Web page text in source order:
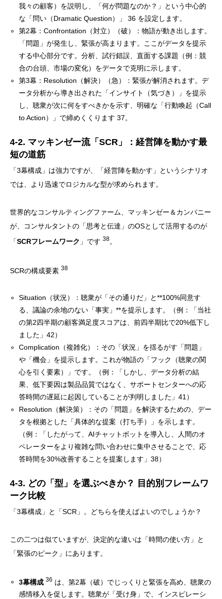
我々の顧客）を説明し、「何が問題なのか？」という中心的
な「問い（Dramatic Question）」 36 を設定します。
第2幕：Confrontation（対立）（破）：物語が動き出します。
「問題」が発生し、緊張が高まります。ここがデータを提示
する中心部分です。分析、試行錯誤、直面する課題（例：競
合の台頭、市場の変化）をデータで克明に示します。
第3幕：Resolution（解決）（急）：緊張が解消されます。デ
ータ分析から導き出された「インサイト（気づき）」を提示
し、聴衆が次に何をすべきかを示す、明確な「行動喚起（Call
to Action）」で締めくくります 37。
4-2. マッキンゼー流「SCR」：経営陣を動かす最
短の道筋
「3幕構成」は強力ですが、「経営陣を動かす」というシナリオ
では、より迅速でロジカルな型が求められます。
世界的なコンサルティングファーム、マッキンゼー＆カンパニー
が、コンサルタントの「思考と伝達」のOSとして活用するのが
「SCRフレームワーク 」です 38。
SCRの構成要素 38
Situation（状況）：聴衆が「その通りだ」と**100%同意す
る、議論の余地のない「事実」**を提示します。（例：「当社
の第2四半期の顧客満足度スコアは、前四半期比で20%低下し
ました」42）
Complication（複雑化）：その「状況」を揺るがす「問題」
や「機会」を提示します。これが物語の「フック（聴衆の関
心を引く要素）」です。（例：「しかし、データ分析の結
果、低下要因は製品品質ではなく、サポートセンターへの応
答時間の遅延に起因していることが判明しました」41）
Resolution（解決策）：その「問題」を解決するための、デー
タを根拠とした「具体的な提案（打ち手）」を示します。
（例：「したがって、AIチャットボットを導入し、人間のオ
ペレーターをより複雑な問い合わせに集中させることで、応
答時間を30%改善することを提案します」38）
4-3. どの「型」を選ぶべきか？ 目的別フレームワ
ーク比較
「3幕構成」と「SCR」。どちらを使えばよいのでしょうか？
この二つは似ていますが、決定的な違いは「時間の使い方」と
「緊張のピーク」にあります。
3幕構成 36 は、第2幕（破）でじっくりと緊張を高め、聴衆の
感情移入を促します。聴衆が「受け身」で、インスピレーシ